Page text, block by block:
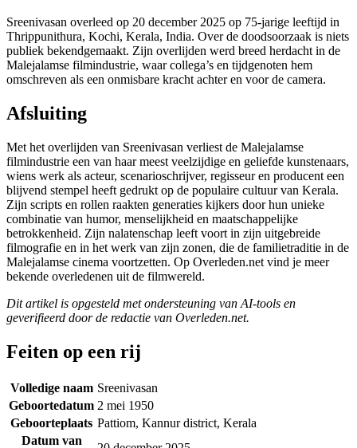
Sreenivasan overleed op 20 december 2025 op 75-jarige leeftijd in
Thrippunithura, Kochi, Kerala, India. Over de doodsoorzaak is niets
publiek bekendgemaakt. Zijn overlijden werd breed herdacht in de
Malejalamse filmindustrie, waar collega’s en tijdgenoten hem
omschreven als een onmisbare kracht achter en voor de camera.
Afsluiting
Met het overlijden van Sreenivasan verliest de Malejalamse
filmindustrie een van haar meest veelzijdige en geliefde kunstenaars,
wiens werk als acteur, scenarioschrijver, regisseur en producent een
blijvend stempel heeft gedrukt op de populaire cultuur van Kerala.
Zijn scripts en rollen raakten generaties kijkers door hun unieke
combinatie van humor, menselijkheid en maatschappelijke
betrokkenheid. Zijn nalatenschap leeft voort in zijn uitgebreide
filmografie en in het werk van zijn zonen, die de familietraditie in de
Malejalamse cinema voortzetten. Op Overleden.net vind je meer
bekende overledenen uit de filmwereld.
Dit artikel is opgesteld met ondersteuning van AI-tools en
geverifieerd door de redactie van Overleden.net.
Feiten op een rij
Volledige naam Sreenivasan
Geboortedatum 2 mei 1950
Geboorteplaats Pattiom, Kannur district, Kerala
Datum van